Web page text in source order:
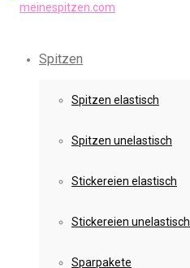
Spitzen
Spitzen elastisch
Spitzen unelastisch
Stickereien elastisch
Stickereien unelastisch
Sparpakete